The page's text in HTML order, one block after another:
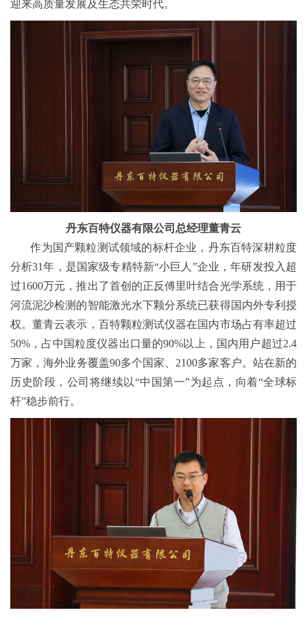
迎来高质量发展及生态共荣时代。
丹东百特仪器有限公司总经理董青云
作为国产颗粒测试领域的标杆企业，丹东百特深耕粒度
分析31年，是国家级专精特新“小巨人”企业，年研发投入超
过1600万元，推出了首创的正反傅里叶结合光学系统，用于
河流泥沙检测的智能激光水下颗分系统已获得国内外专利授
权。董青云表示，百特颗粒测试仪器在国内市场占有率超过
50%，占中国粒度仪器出口量的90%以上，国内用户超过2.4
万家，海外业务覆盖90多个国家、2100多家客户。站在新的
历史阶段，公司将继续以“中国第一”为起点，向着“全球标
杆”稳步前行。